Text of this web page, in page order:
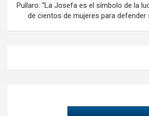
Pullaro: “La Josefa es el símbolo de la
de cientos de mujeres para defender